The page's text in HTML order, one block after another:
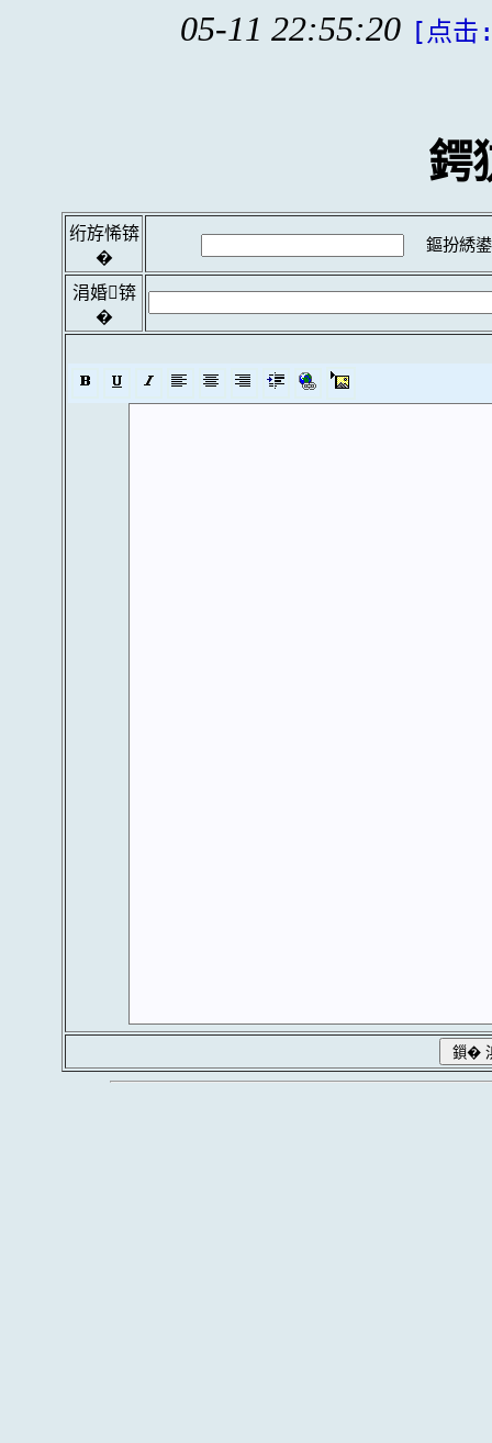
05-11 22:55:20 [点
鍔
绗斿悕锛
�
鏂扮綉
涓婚锛
�